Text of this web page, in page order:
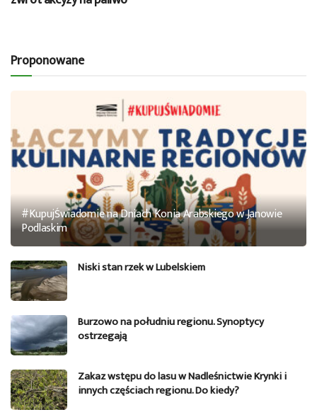
Proponowane
#KupujŚwiadomie na Dniach Konia Arabskiego w Janowie
Podlaskim
Niski stan rzek w Lubelskiem
Burzowo na południu regionu. Synoptycy
ostrzegają
Zakaz wstępu do lasu w Nadleśnictwie Krynki i
innych częściach regionu. Do kiedy?